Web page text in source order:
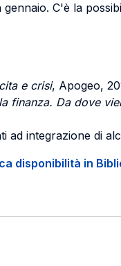
C'è la
e crisi, Apogeo,
finanza. Da dove
ad integrazione di
disponibilità in